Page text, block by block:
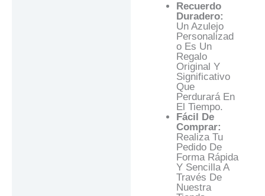
Recuerdo
Duradero:
Un Azulejo
Personalizad
O Es Un
Regalo
Original Y
Significativo
Que
Perdurará En
El Tiempo.
Fácil De
Comprar:
Realiza Tu
Pedido De
Forma Rápida
Y Sencilla A
Través De
Nuestra